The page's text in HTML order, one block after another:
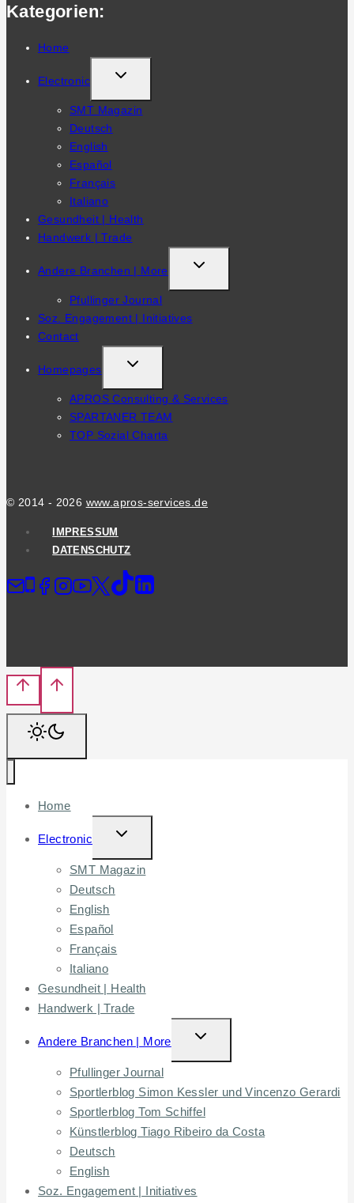
Kategorien:
Home
Electronic
TOGGLE
CHILD
MENU
SMT Magazin
Deutsch
English
Español
Français
Italiano
Gesundheit | Health
Handwerk | Trade
Andere Branchen | More
TOGGLE
CHILD
Pfullinger Journal
Soz. Engagement | Initiatives
Contact
Homepages
TOGGLE
CHILD
APROS Consulting & Services
SPARTANER TEAM
TOP Sozial Charta
© 2014 - 2026 www.apros-services.de
IMPRESSUM
DATENSCHUTZ
Home
Electronic
TOGGLE
CHILD
MENU
SMT Magazin
Deutsch
English
Español
Français
Italiano
Gesundheit | Health
Handwerk | Trade
Andere Branchen | More
TOGGLE
CHILD
Pfullinger Journal
Sportlerblog Simon Kessler und Vincenzo Gerardi
Sportlerblog Tom Schiffel
Künstlerblog Tiago Ribeiro da Costa
Deutsch
English
Soz. Engagement | Initiatives